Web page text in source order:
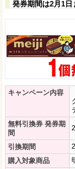
発券期間は2月1
キャンペーン内容
無料引換券 発券期
間
引換期間
購入対象商品